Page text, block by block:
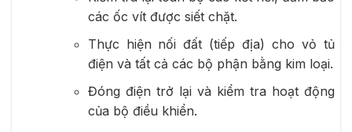
các ốc vít được siết chặt.
Thực hiện nối đất (tiếp địa) cho vỏ tủ
điện và tất cả các bộ phận bằng kim loại.
Đóng điện trở lại và kiểm tra hoạt động
của bộ điều khiển.